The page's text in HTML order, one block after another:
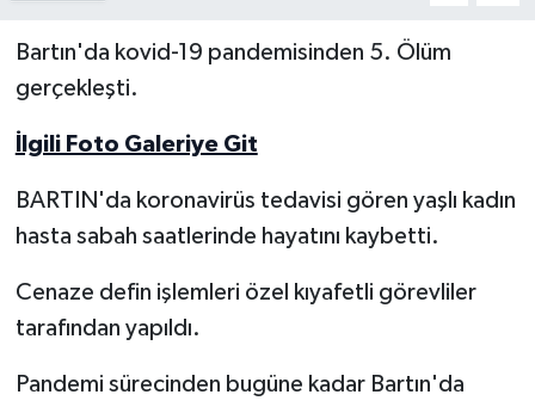
Bartın'da kovid-19 pandemisinden 5. Ölüm
gerçekleşti.
İlgili Foto Galeriye Git
BARTIN'da koronavirüs tedavisi gören yaşlı kadın
hasta sabah saatlerinde hayatını kaybetti.
Cenaze defin işlemleri özel kıyafetli görevliler
tarafından yapıldı.
Pandemi sürecinden bugüne kadar Bartın'da
Turizm
DÜNYA
YEREL